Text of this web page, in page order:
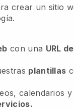
crear un sitio
con una URL de
plantillas
calendarios y